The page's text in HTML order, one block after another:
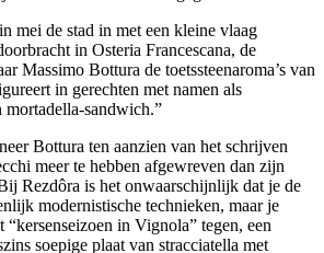
mei de stad in met een kleine vlaag
in Osteria Francescana, de
Massimo Bottura de toetssteenaroma’s van
in gerechten met namen als
mortadella-sandwich.”
Bottura ten aanzien van het schrijven
meer te hebben afgewreven dan zijn
Rezdôra is het onwaarschijnlijk dat je de
modernistische technieken, maar je
in Vignola” tegen, een
soepige plaat van stracciatella met